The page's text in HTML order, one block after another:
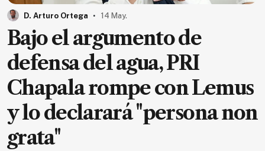
D. Arturo Ortega . 14 May.
Bajo el argumento de
defensa del agua, PRI
Chapala rompe con Lemus
y lo declarará "persona non
grata"